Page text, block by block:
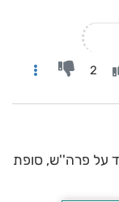
2
על פרה''ש, סופת